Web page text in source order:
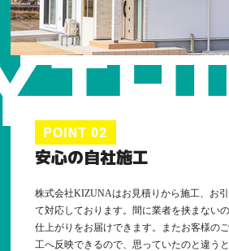
安心の自社施工
株式会社KIZUNAはお見積りから施工、お
て対応しております。間に業者を挟まない
仕上がりをお届けできます。またお客様の
工へ反映できるので、思っていたのと違う